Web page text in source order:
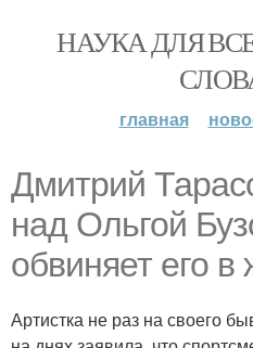
НАУКА ДЛЯ
главная
Дмитрий
над Ольгой
обвиняет его в
Артистка не раз на своего